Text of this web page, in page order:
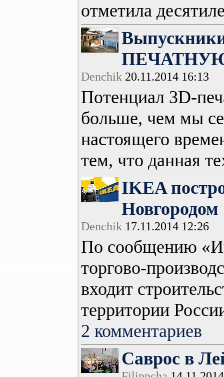
отметила
ПЕЧАТНУЮ
Denchik 20.11.2014 16:13
Потенциал 3D-
больше, чем мы
настоящего
тем, что данная
IKEA
Новгородом
Denchik 17.11.2014 12:26
По сообщению
торгово-
входит
территории
2 комментариев
Саврос в